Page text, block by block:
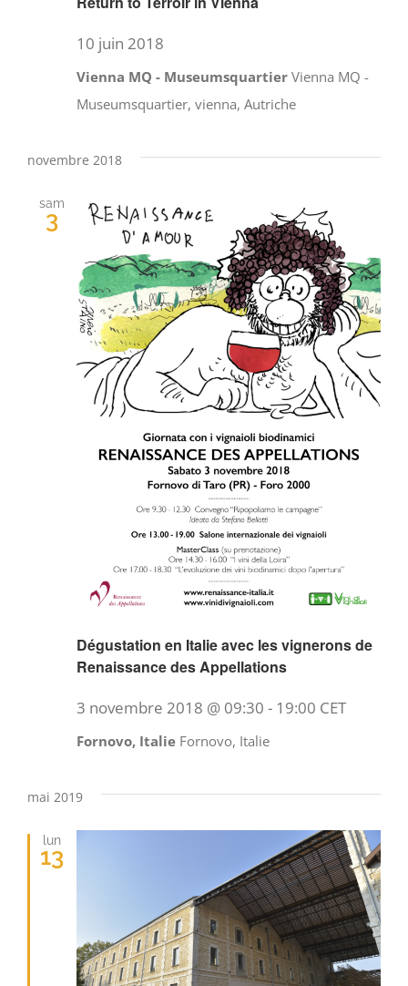
10 juin 2018
Vienna MQ - Museumsquartier Vienna MQ -
Museumsquartier, vienna, Autriche
novembre 2018
sam
3
Dégustation en Italie avec les vignerons de
Renaissance des Appellations
3 novembre 2018 @ 09:30 - 19:00 CET
Fornovo, Italie Fornovo, Italie
mai 2019
lun
13